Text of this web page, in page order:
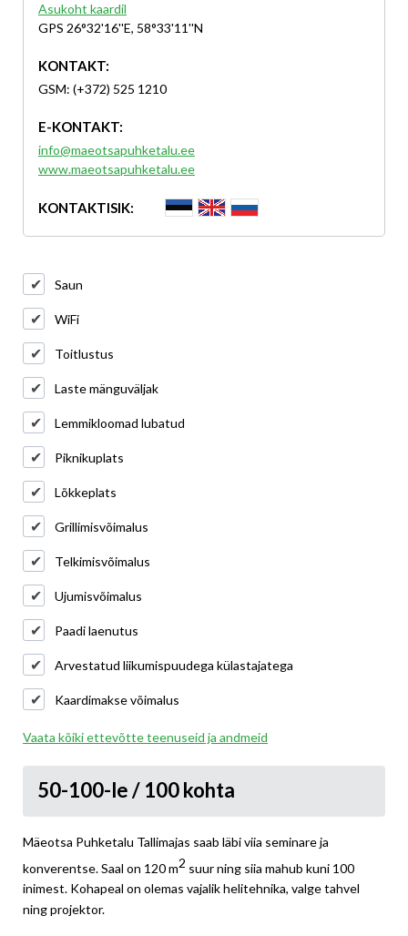
Asukoht kaardil
GPS 26°32'16''E, 58°33'11''N
KONTAKT:
GSM: (+372) 525 1210
E-KONTAKT:
info@maeotsapuhketalu.ee
www.maeotsapuhketalu.ee
KONTAKTISIK:
Saun
WiFi
Toitlustus
Laste mänguväljak
Lemmikloomad lubatud
Piknikuplats
Lõkkeplats
Grillimisvõimalus
Telkimisvõimalus
Ujumisvõimalus
Paadi laenutus
Arvestatud liikumispuudega külastajatega
Kaardimakse võimalus
Vaata kõiki ettevõtte teenuseid ja andmeid
50-100-le / 100 kohta
Mäeotsa Puhketalu Tallimajas saab läbi viia seminare ja
konverentse. Saal on 120 m2 suur ning siia mahub kuni 100
inimest. Kohapeal on olemas vajalik helitehnika, valge tahvel
ning projektor.